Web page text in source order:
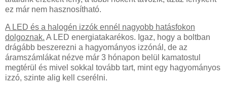
ez már nem hasznosítható.
A LED és a halogén izzók ennél nagyobb hatásfokon
dolgoznak. A LED energiatakarékos. Igaz, hogy a boltban
drágább beszerezni a hagyományos izzónál, de az
áramszámlákat nézve már 3 hónapon belül kamatostul
megtérül és mivel sokkal tovább tart, mint egy hagyományos
izzó, szinte alig kell cserélni.